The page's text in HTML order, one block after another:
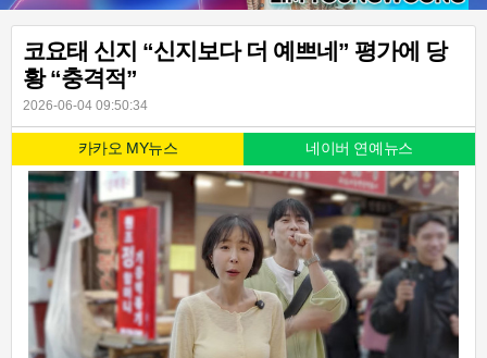
코요태 신지 “신지보다 더 예쁘네” 평가에 당
황 “충격적”
2026-06-04 09:50:34
카카오 MY뉴스 네이버 연예뉴스